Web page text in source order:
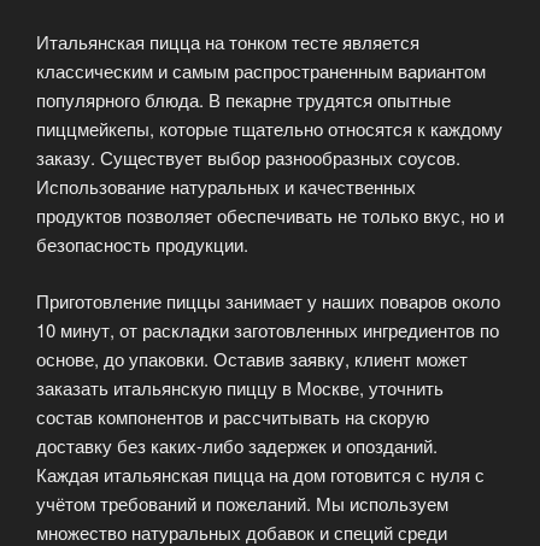
Итальянская пицца на тонком тесте является
классическим и самым распространенным вариантом
популярного блюда. В пекарне трудятся опытные
пиццмейкепы, которые тщательно относятся к каждому
заказу. Существует выбор разнообразных соусов.
Использование натуральных и качественных
продуктов позволяет обеспечивать не только вкус, но и
безопасность продукции.
Приготовление пиццы занимает у наших поваров около
10 минут, от раскладки заготовленных ингредиентов по
основе, до упаковки. Оставив заявку, клиент может
заказать итальянскую пиццу в Москве, уточнить
состав компонентов и рассчитывать на скорую
доставку без каких-либо задержек и опозданий.
Каждая итальянская пицца на дом готовится с нуля с
учётом требований и пожеланий. Мы используем
множество натуральных добавок и специй среди